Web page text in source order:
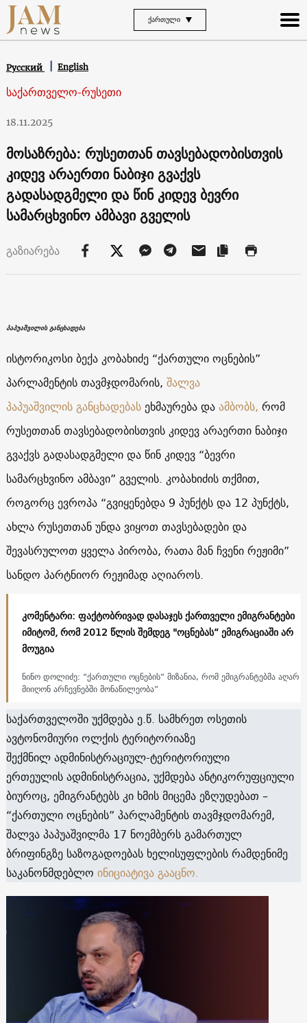
ᲥᲐᲠᲗᲣᲚᲘ
Русский English
საქართველო-რუსეთი
18.11.2025
მოსაზრება: რუსეთთან თავსებადობისთვის
კიდევ არაერთი ნაბიჯი გვაქვს
გადასადგმელი და წინ კიდევ ბევრი
სამარცხვინო ამბავი გველის
გაზიარება
პაპუაშვილის განცხადება
ისტორიკოსი ბექა კობახიძე “ქართული ოცნების”
პარლამენტის თავმჯდომარის, შალვა
პაპუაშვილის განცხადებასეხმაურება დაამბობს, რომ
რუსეთთან თავსებადობისთვის კიდევ არაერთი ნაბიჯი
გვაქვს გადასადგმელი და წინ კიდევ “ბევრი
სამარცხვინო ამბავი” გველის. კობახიძის თქმით,
როგორც ევროპა “გვიყენებდა 9 პუნქტს და 12 პუნქტს,
ახლა რუსეთთან უნდა ვიყოთ თავსებადები და
შევასრულოთ ყველა პირობა, რათა მან ჩვენი რეჟიმი”
სანდო პარტნიორ რეჟიმად აღიაროს.
კომენტარი: ფაქტობრივად დასაჯეს ქართველი ემიგრანტები
იმიტომ, რომ 2012 წლის შემდეგ "ოცნებას“ ემიგრაციაში არ
მოუგია
ნინო დოლიძე: “ქართული ოცნების“ მიზანია, რომ ემიგრანტებმა აღარ
მიიღონ არჩევნებში მონაწილეობა”
საქართველოში უქმდება ე.წ. სამხრეთ ოსეთის
ავტონომიური ოლქის ტერიტორიაზე
შექმნილ ადმინისტრაციულ-ტერიტორიული
ერთეულის ადმინისტრაცია, უქმდება ანტიკორუფციული
ბიუროც, ემიგრანტებს კი ხმის მიცემა ეზღუდებათ –
“ქართული ოცნების” პარლამენტის თავმჯდომარემ,
შალვა პაპუაშვილმა 17 ნოემბერს გამართულ
ბრიფინგზე საზოგადოებას ხელისუფლების რამდენიმე
საკანონმდებლო ინიციატივა გააცნო.